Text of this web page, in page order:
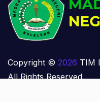
Copyright © 2026 TIM
All Rights Reserved.